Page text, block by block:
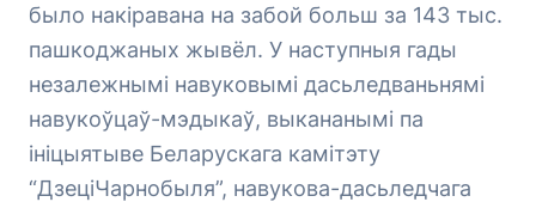
было накіравана на забой больш за 143 тыс.
пашкоджаных жывёл. У наступныя гады
незалежнымі навуковымі дасьледваньнямі
навукоўцаў-мэдыкаў, выкананымі па
ініцыятыве Беларускага камітэту
“ДзеціЧарнобыля”, навукова-дасьледчага